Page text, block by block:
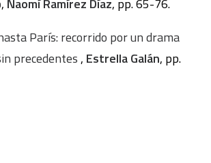
, Naomí Ramírez Díaz, pp. 65-76.
París: recorrido por un drama
precedentes, Estrella Galán, pp.